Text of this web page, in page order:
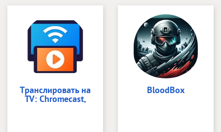
Tранслировать на
TV: Chromecast,
BloodBox